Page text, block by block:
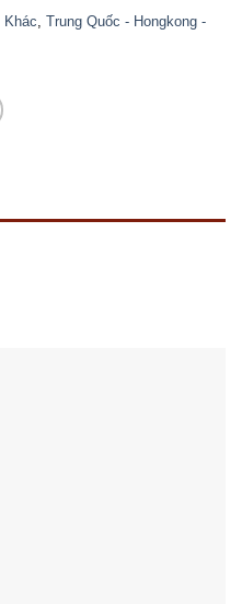
Khác, Trung Quốc - Hongkong -